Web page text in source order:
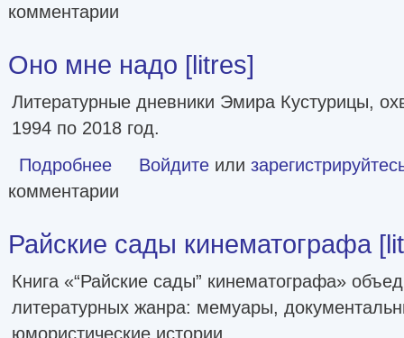
комментарии
Оно мне надо [litres]
Литературные дневники Эмира Кустурицы,
1994 по 2018 год.
Подробнее о Оно мне надо [litres]
Войдите или
комментарии
Райские сады кинематографа
Книга «“Райские сады” кинематографа»
литературных жанра: мемуары,
юмористические истории.